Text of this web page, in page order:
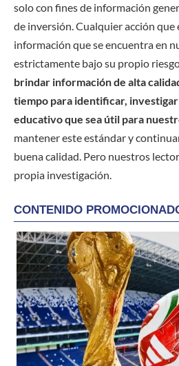
solo con fines de información
de inversión. Cualquier acción que
información que se encuentra en
estrictamente bajo su propio
brindar información de alta
tiempo para identificar,
educativo que sea útil para
mantener este estándar y
buena calidad. Pero nuestros
propia investigación.